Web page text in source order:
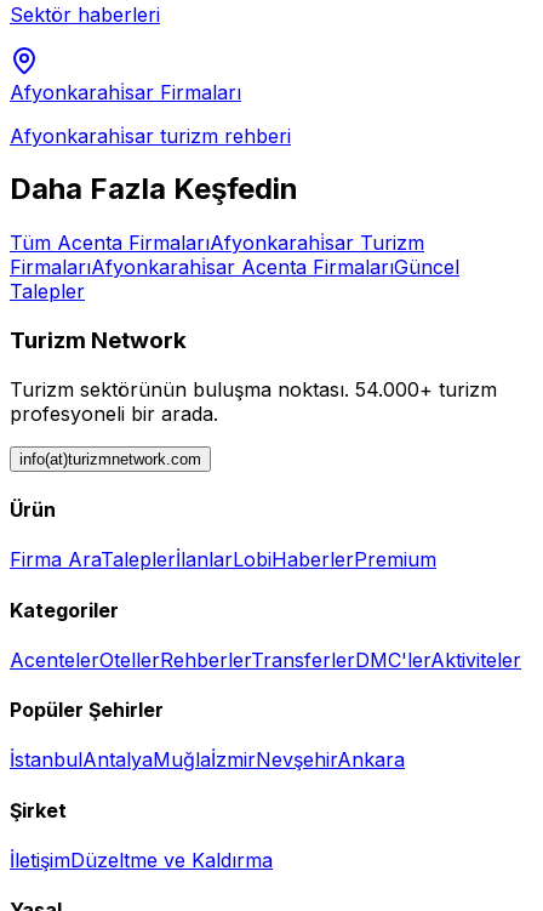
Sektör haberleri
Afyonkarahi̇sar Firmaları
Afyonkarahi̇sar turizm rehberi
Daha Fazla Keşfedin
Tüm Acenta FirmalarıAfyonkarahi̇sar Turizm
FirmalarıAfyonkarahi̇sar Acenta FirmalarıGüncel
Talepler
Turizm Network
Turizm sektörünün buluşma noktası. 54.000+ turizm
profesyoneli bir arada.
info(at)turizmnetwork.com
Ürün
Firma AraTaleplerİlanlarLobiHaberlerPremium
Kategoriler
AcentelerOtellerRehberlerTransferlerDMC'lerAktiviteler
Popüler Şehirler
İstanbulAntalyaMuğlaİzmirNevşehirAnkara
Şirket
İletişimDüzeltme ve Kaldırma